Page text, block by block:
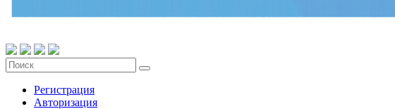
Регистрация
Авторизация